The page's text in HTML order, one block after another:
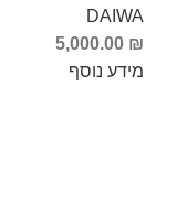
DAIWA
5,000.00 ₪
מידע נוסף